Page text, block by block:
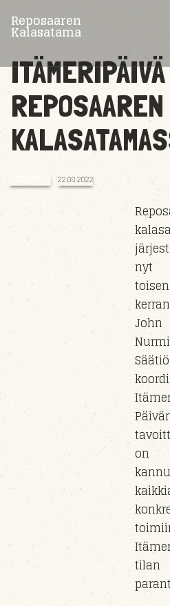
Reposaaren
Kalasatama
ITÄMERIPÄIVÄ
REPOSAAREN
OTHERS 22.08.2022
nyt
toisen
kerran
John
on
tilan